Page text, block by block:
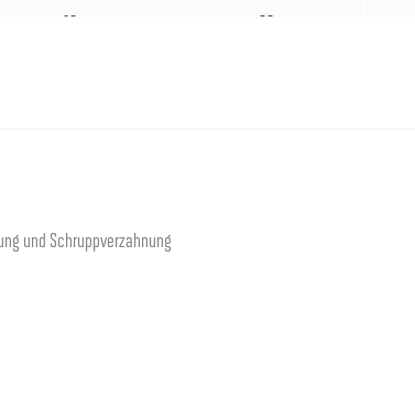
16 32
20
und Schruppverzahnung